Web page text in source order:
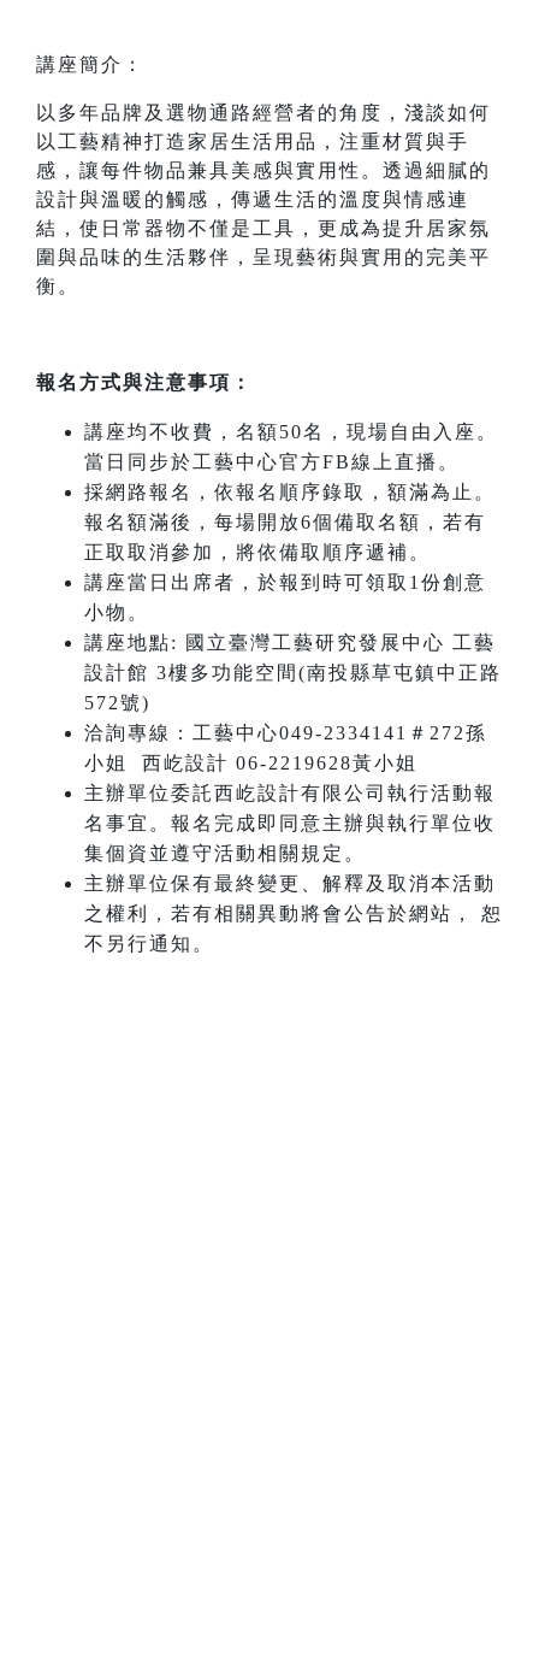
講座簡介：
以多年品牌及選物通路經營者的角度，淺談如何
以工藝精神打造家居生活用品，注重材質與手
感，讓每件物品兼具美感與實用性。透過細膩的
設計與溫暖的觸感，傳遞生活的溫度與情感連
結，使日常器物不僅是工具，更成為提升居家氛
圍與品味的生活夥伴，呈現藝術與實用的完美平
衡。
報名方式與注意事項：
講座均不收費，名額50名，現場自由入座。
當日同步於工藝中心官方FB線上直播。
採網路報名，依報名順序錄取，額滿為止。
報名額滿後，每場開放6個備取名額，若有
正取取消參加，將依備取順序遞補。
講座當日出席者，於報到時可領取1份創意
小物。
講座地點: 國立臺灣工藝研究發展中心 工藝
設計館 3樓多功能空間(南投縣草屯鎮中正路
572號)
洽詢專線：工藝中心049-2334141＃272孫
小姐 西屹設計 06-2219628黃小姐
主辦單位委託西屹設計有限公司執行活動報
名事宜。報名完成即同意主辦與執行單位收
集個資並遵守活動相關規定。
主辦單位保有最終變更、解釋及取消本活動
之權利，若有相關異動將會公告於網站， 恕
不另行通知。